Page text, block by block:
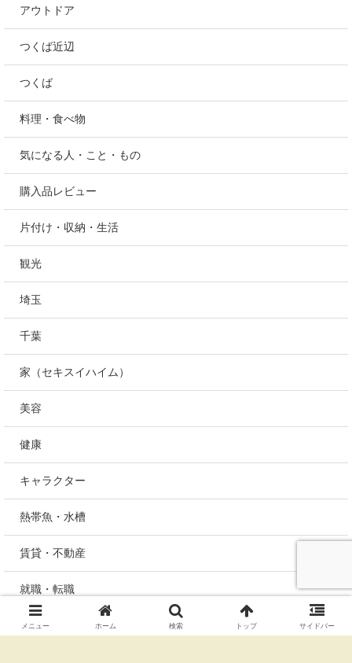
アウトドア
つくば近辺
つくば
料理・食べ物
気になる人・こと・もの
購入品レビュー
片付け・収納・生活
観光
埼玉
千葉
家（セキスイハイム）
美容
健康
キャラクター
熱帯魚・水槽
賃貸・不動産
就職・転職
未分類
メニュー ホーム 検索 トップ サイドバー